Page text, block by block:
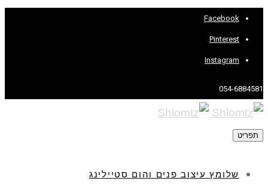
Facebook
Pinterest
Instagram
054-6884581
תפריט
שלומץ עיצוב פנים והום סטיילינג